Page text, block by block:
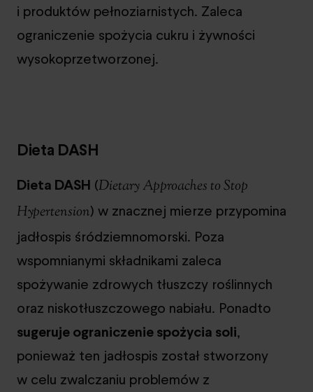
i produktów pełnoziarnistych. Zaleca
ograniczenie spożycia cukru i żywności
wysokoprzetworzonej.
Dieta DASH
Dieta DASH (Dietary Approaches to Stop
Hypertension) w znacznej mierze przypomina
jadłospis śródziemnomorski. Poza
wspomnianymi składnikami zaleca
spożywanie zdrowych tłuszczy roślinnych
oraz niskotłuszczowego nabiału. Ponadto
sugeruje ograniczenie spożycia soli,
ponieważ ten jadłospis został stworzony
w celu zwalczaniu problemów z